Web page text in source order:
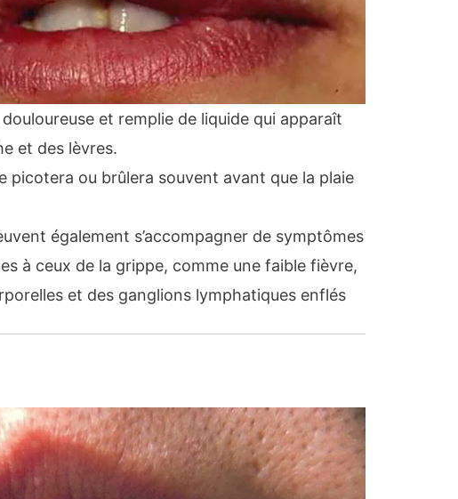
et remplie de liquide qui apparaît
et des lèvres.
picotera ou brûlera souvent avant que la plaie
également s’accompagner de symptômes
à ceux de la grippe, comme une faible fièvre,
et des ganglions lymphatiques enflés